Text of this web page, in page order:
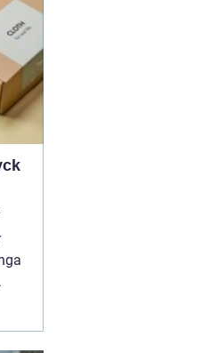
är...